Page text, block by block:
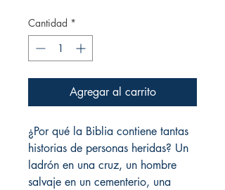
Cantidad *
Agregar al carrito
¿Por qué la Biblia contiene tantas
historias de personas heridas? Un
ladrón en una cruz, un hombre
salvaje en un cementerio, una